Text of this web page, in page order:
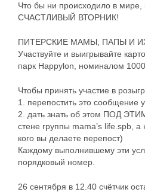
Что бы ни происходило в
СЧАСТЛИВЫЙ ВТОРНИК!
ПИТЕРСКИЕ МАМЫ, ПАПЫ И
Участвуйте и выигрывайте
парк Happylon, номиналом 1000
Чтобы принять участие в
1. перепостить это сообщение
2. дать знать об этом ПОД
стене группы mama’s life.spb, а
кого вы делаете перепост)
Каждому выполнившему эти
порядковый номер.
26 сентября в 12.40 счётчик